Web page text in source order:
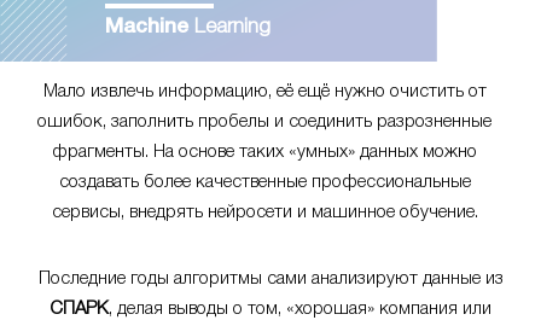
Machine Learning
Мало извлечь информацию, её ещё нужно очистить от
ошибок, заполнить пробелы и соединить разрозненные
фрагменты. На основе таких «умных» данных можно
создавать более качественные профессиональные
сервисы, внедрять нейросети и машинное обучение.
Последние годы алгоритмы сами анализируют данные из
СПАРК, делая выводы о том, «хорошая» компания или